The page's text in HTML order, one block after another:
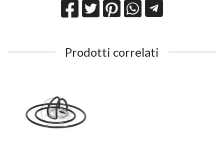
Prodotti correlati